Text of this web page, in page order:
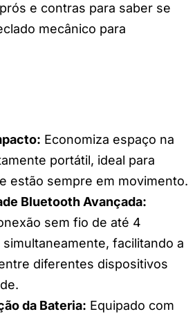
e contras para saber se
mecânico para
Economiza espaço na
portátil, ideal para
estão sempre em movimento.
Bluetooth Avançada:
sem fio de até 4
facilitando a
diferentes dispositivos
da Bateria: Equipado com